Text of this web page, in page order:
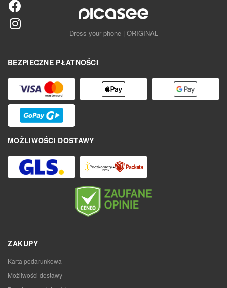
Dress your phone | ORIGINAL
BEZPIECZNE PŁATNOŚCI
MOŻLIWOŚCI DOSTAWY
ZAKUPY
Karta podarunkowa
Możliwości dostawy